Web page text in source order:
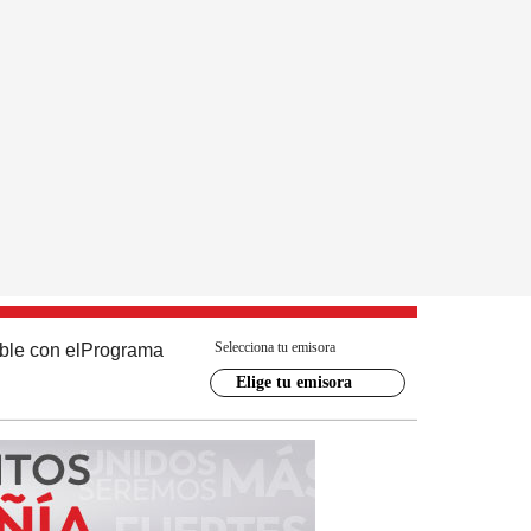
con el Programa Selecciona tu emisora
Elige tu emisora